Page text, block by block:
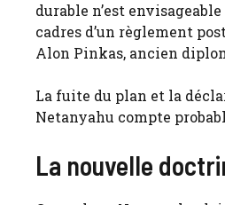
durable n’est
cadres d’un règlement
Alon Pinkas, ancien
La fuite du plan et la
Netanyahu compte
La nouvelle